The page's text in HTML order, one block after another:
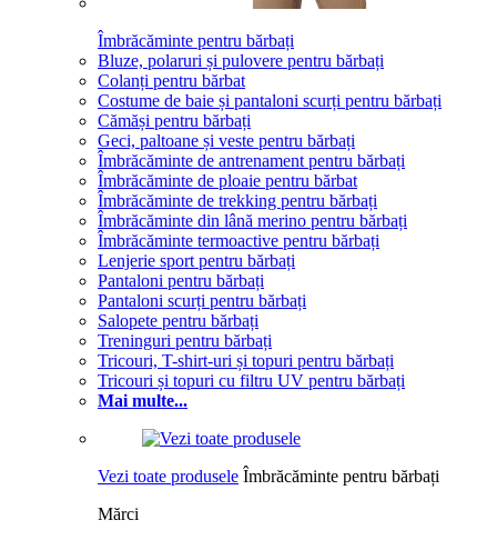
Îmbrăcăminte pentru bărbați
Bluze, polaruri și pulovere pentru bărbați
Colanți pentru bărbat
Costume de baie și pantaloni scurți pentru bărbați
Cămăși pentru bărbați
Geci, paltoane și veste pentru bărbați
Îmbrăcăminte de antrenament pentru bărbați
Îmbrăcăminte de ploaie pentru bărbat
Îmbrăcăminte de trekking pentru bărbați
Îmbrăcăminte din lână merino pentru bărbați
Îmbrăcăminte termoactive pentru bărbați
Lenjerie sport pentru bărbați
Pantaloni pentru bărbați
Pantaloni scurți pentru bărbați
Salopete pentru bărbați
Treninguri pentru bărbați
Tricouri, T-shirt-uri și topuri pentru bărbați
Tricouri și topuri cu filtru UV pentru bărbați
Mai multe...
Vezi toate produsele Îmbrăcăminte pentru bărbați
Mărci